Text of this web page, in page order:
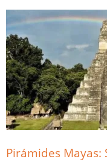
Pirámides Mayas: